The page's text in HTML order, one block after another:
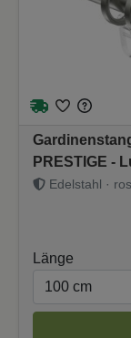
PRESTIGE -
Edelstahl ·
Länge